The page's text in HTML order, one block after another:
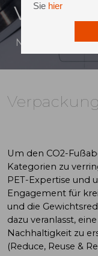
Sie hier
Nachhaltige und
Um den CO2-
Kategorien zu
PET-Expertise und
Engagement für
und die
dazu veranlasst,
Nachhaltigkeit zu
(Reduce, Reuse &